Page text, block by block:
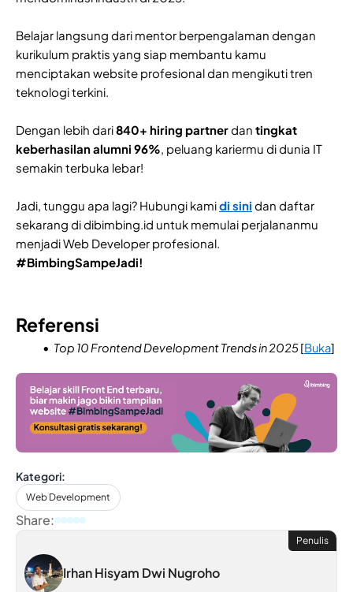
Belajar langsung dari mentor berpengalaman dengan
kurikulum praktis yang siap membantu kamu
menciptakan website profesional dan mengikuti tren
teknologi terkini.
Dengan lebih dari840+ hiring partnerdan tingkat
keberhasilan alumni 96% , peluang kariermu di dunia IT
semakin terbuka lebar!
Jadi, tunggu apa lagi? Hubungi kamidi sini dan daftar
sekarang di dibimbing.id untuk memulai perjalananmu
menjadi Web Developer profesional.
#BimbingSampeJadi!
Referensi
Top 10 Frontend Development Trends in 2025[Buka]
Kategori:
Web Development
Share:
Penulis
Irhan Hisyam Dwi Nugroho